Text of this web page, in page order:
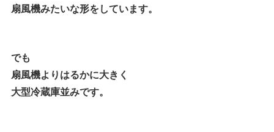
扇風機みたいな形をしています。
でも
扇風機よりはるかに大きく
大型冷蔵庫並みです。